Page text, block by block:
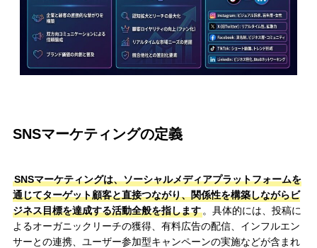
SNSマーケティングの定義
SNSマーケティングは、ソーシャルメディアプラットフォームを
通じてターゲット顧客と直接つながり、関係性を構築しながらビ
ジネス目標を達成する活動全般を指します。具体的には、投稿に
よるオーガニックリーチの獲得、有料広告の配信、インフルエン
サーとの連携、ユーザー参加型キャンペーンの実施などが含まれ